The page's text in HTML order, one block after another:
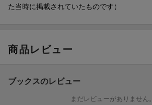
た当時に掲載されていたものです）
商品レビュー
ブックスのレビュー
まだレビューがありません。